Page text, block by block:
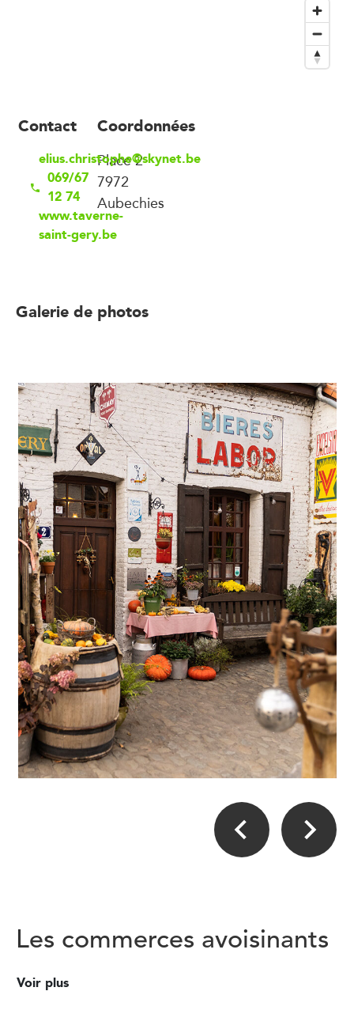
Contact
elius.christophe@skynet.be
069/67
12 74
www.taverne-
saint-gery.be
Coordonnées
Place 2
7972
Aubechies
Galerie de photos
Les commerces avoisinants
Voir plus